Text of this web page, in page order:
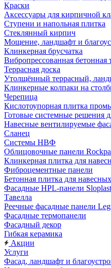
Краски
Аксессуары для кирпичной
Ступени и напольная плитка
Cтеклянный кирпич
Мощение, ландшафт и
Клинкерная брусчатка
Вибропрессованная бетонная
Террасная доска
Утолщённый террасный,
Клинкерные колпаки на
Черепица
Кислотоупорная плитка
Готовые системные решения
Навесные вентилируемые
Сланец
Системы НВФ
Облицовочные панели
Клинкерная плитка для
Фиброцементные панели
Бетонная плитка для
Фасадные HPL-панели Sloplast
Тавелла
Реечные фасадные панели
Фасадные термопанели
Фасадный декор
Гибкая керамика
Акции
Услуги
Фасад, ландшафт и